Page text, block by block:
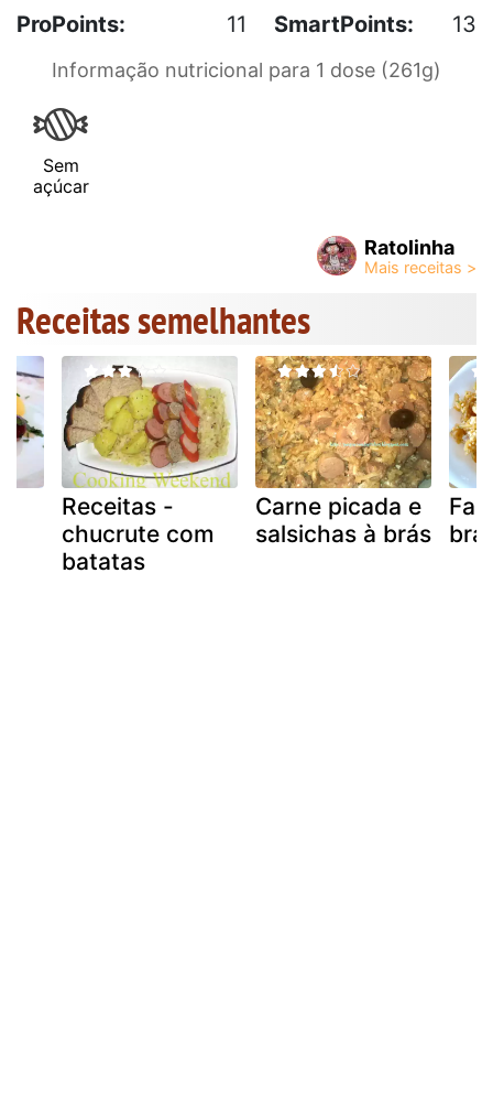
ProPoints:
11 SmartPoints: 13
Informação nutricional para 1 dose (261g)
Sem
açúcar
Ratolinha
Receitas semelhantes
Receitas -
chucrute com
batatas
Carne picada e
salsichas à brás